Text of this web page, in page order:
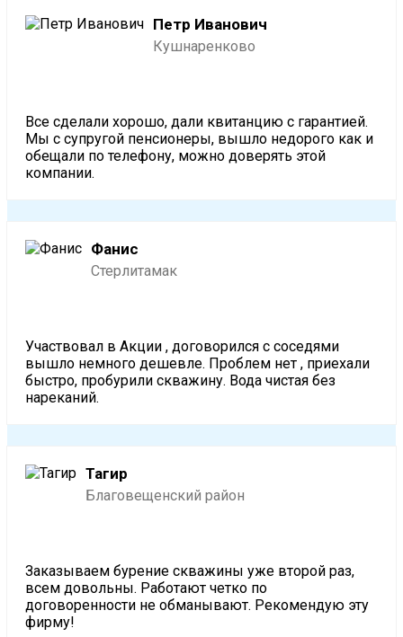
Петр Иванович
Кушнаренково
Все сделали хорошо, дали квитанцию с гарантией.
Мы с супругой пенсионеры, вышло недорого как и
обещали по телефону, можно доверять этой
компании.
Фанис
Стерлитамак
Участвовал в Акции , договорился с соседями
вышло немного дешевле. Проблем нет , приехали
быстро, пробурили скважину. Вода чистая без
нареканий.
Тагир
Благовещенский район
Заказываем бурение скважины уже второй раз,
всем довольны. Работают четко по
договоренности не обманывают. Рекомендую эту
фирму!